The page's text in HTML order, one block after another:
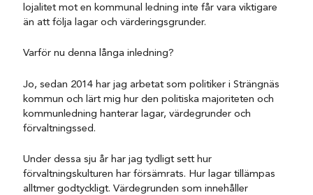
lojalitet mot en kommunal ledning inte får vara viktigare
än att följa lagar och värderingsgrunder.
Varför nu denna långa inledning?
Jo, sedan 2014 har jag arbetat som politiker i Strängnäs
kommun och lärt mig hur den politiska majoriteten och
kommunledning hanterar lagar, värdegrunder och
förvaltningssed.
Under dessa sju år har jag tydligt sett hur
förvaltningskulturen har försämrats. Hur lagar tillämpas
alltmer godtyckligt. Värdegrunden som innehåller